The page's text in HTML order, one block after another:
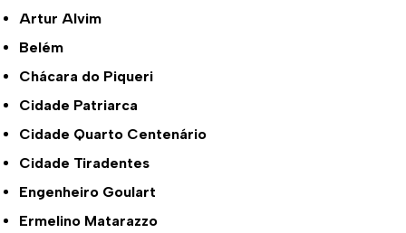
Artur Alvim
Belém
Chácara do Piqueri
Cidade Patriarca
Cidade Quarto Centenário
Cidade Tiradentes
Engenheiro Goulart
Ermelino Matarazzo